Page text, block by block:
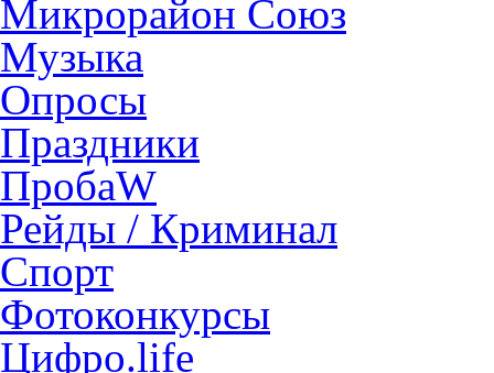
Микрорайон Союз
Музыка
Опросы
Праздники
ПробаW
Рейды / Криминал
Спорт
Фотоконкурсы
Цифро.life